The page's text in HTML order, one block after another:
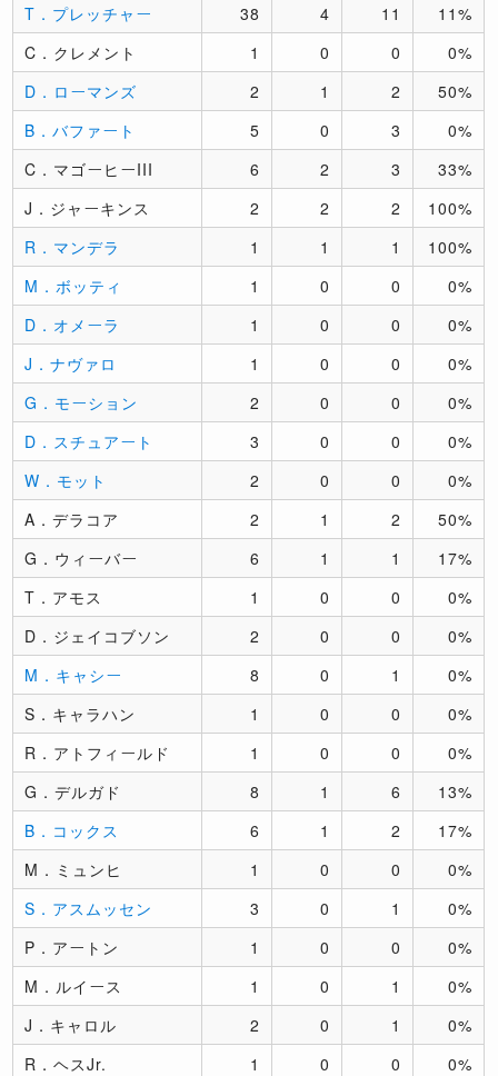
T．プレッチャー
38 4 11
11%
C．クレメント
1 0 0
0%
D．ローマンズ
2 1 2
50%
B．バファート
5 0 3
0%
C．マゴーヒーIII
6 2 3
33%
J．ジャーキンス
2 2 2
100%
R．マンデラ
1 1 1
100%
M．ボッティ
1 0 0
0%
D．オメーラ
1 0 0
0%
J．ナヴァロ
1 0 0
0%
G．モーション
2 0 0
0%
D．スチュアート
3 0 0
0%
W．モット
2 0 0
0%
A．デラコア
2 1 2
50%
G．ウィーバー
6 1 1
17%
T．アモス
1 0 0
0%
D．ジェイコブソン
2 0 0
0%
M．キャシー
8 0 1
0%
S．キャラハン
1 0 0
0%
R．アトフィールド
1 0 0
0%
G．デルガド
8 1 6
13%
B．コックス
6 1 2
17%
M．ミュンヒ
1 0 0
0%
S．アスムッセン
3 0 1
0%
P．アートン
1 0 0
0%
M．ルイース
1 0 1
0%
J．キャロル
2 0 1
0%
R．ヘスJr.
1 0 0
0%